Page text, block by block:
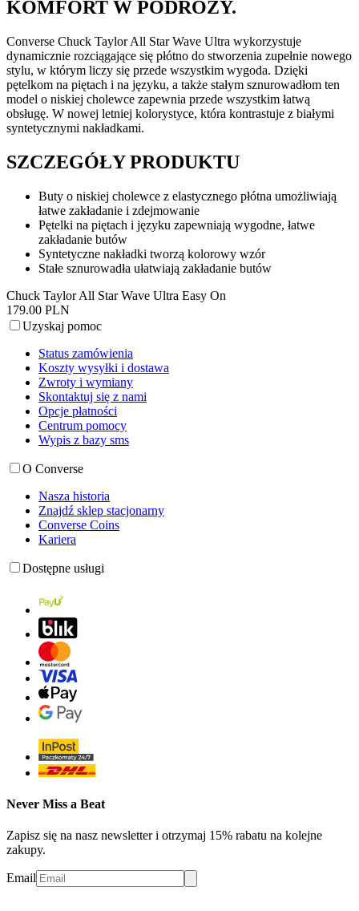
KOMFORT W PODRÓŻY.
Converse Chuck Taylor All Star Wave Ultra wykorzystuje
dynamicznie rozciągające się płótno do stworzenia zupełnie nowego
stylu, w którym liczy się przede wszystkim wygoda. Dzięki
pętelkom na piętach i na języku, a także stałym sznurowadłom ten
model o niskiej cholewce zapewnia przede wszystkim łatwą
obsługę. W nowej letniej kolorystyce, która kontrastuje z białymi
syntetycznymi nakładkami.
SZCZEGÓŁY PRODUKTU
Buty o niskiej cholewce z elastycznego płótna umożliwiają
łatwe zakładanie i zdejmowanie
Pętelki na piętach i języku zapewniają wygodne, łatwe
zakładanie butów
Syntetyczne nakładki tworzą kolorowy wzór
Stałe sznurowadła ułatwiają zakładanie butów
Chuck Taylor All Star Wave Ultra Easy On
179.00 PLN
Uzyskaj pomoc
Status zamówienia
Koszty wysyłki i dostawa
Zwroty i wymiany
Skontaktuj się z nami
Opcje płatności
Centrum pomocy
Wypis z bazy sms
O Converse
Nasza historia
Znajdź sklep stacjonarny
Converse Coins
Kariera
Dostępne usługi
Never Miss a Beat
Zapisz się na nasz newsletter i otrzymaj 15% rabatu na kolejne
zakupy.
Email